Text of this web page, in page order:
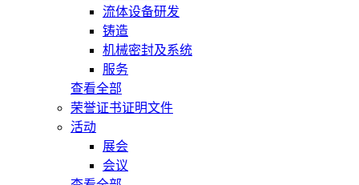
流体设备研发
铸造
机械密封及系统
服务
查看全部
荣誉证书证明文件
活动
展会
会议